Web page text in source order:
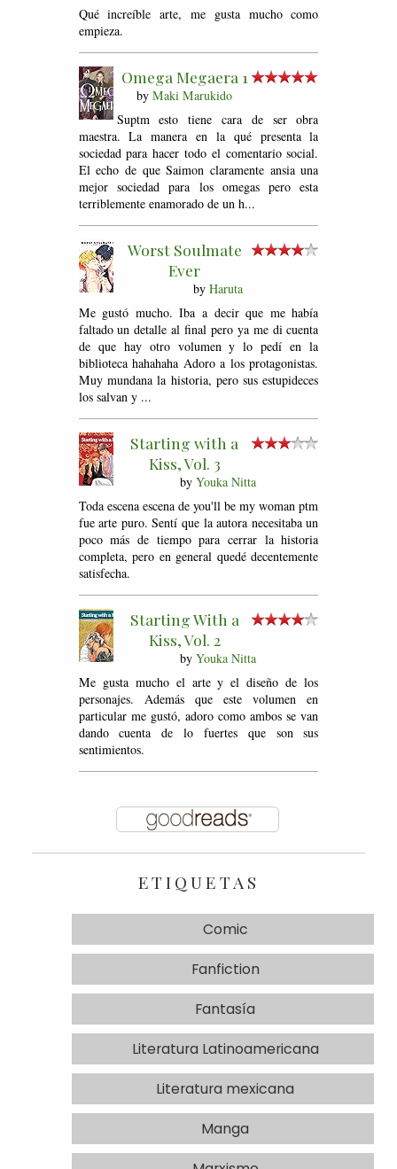
Qué increíble arte, me gusta mucho como
empieza.
Omega Megaera 1
by Maki Marukido
Suptm esto tiene cara de ser obra
maestra. La manera en la qué presenta la
sociedad para hacer todo el comentario social.
El echo de que Saimon claramente ansia una
mejor sociedad para los omegas pero esta
terriblemente enamorado de un h...
Worst Soulmate
Ever
by Haruta
Me gustó mucho. Iba a decir que me había
faltado un detalle al final pero ya me di cuenta
de que hay otro volumen y lo pedí en la
biblioteca hahahaha Adoro a los protagonistas.
Muy mundana la historia, pero sus estupideces
los salvan y ...
Starting with a
Kiss, Vol. 3
by Youka Nitta
Toda escena escena de you'll be my woman ptm
fue arte puro. Sentí que la autora necesitaba un
poco más de tiempo para cerrar la historia
completa, pero en general quedé decentemente
satisfecha.
Starting With a
Kiss, Vol. 2
by Youka Nitta
Me gusta mucho el arte y el diseño de los
personajes. Además que este volumen en
particular me gustó, adoro como ambos se van
dando cuenta de lo fuertes que son sus
sentimientos.
ETIQUETAS
Comic
Fanfiction
Fantasía
Literatura Latinoamericana
Literatura mexicana
Manga